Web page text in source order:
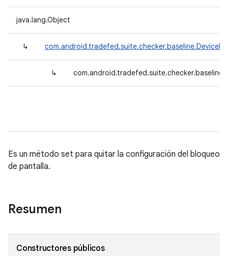
java.lang.Object
↳
↳
Es un método set para quitar la configuración del bloqueo
de pantalla.
Resumen
Constructores públicos